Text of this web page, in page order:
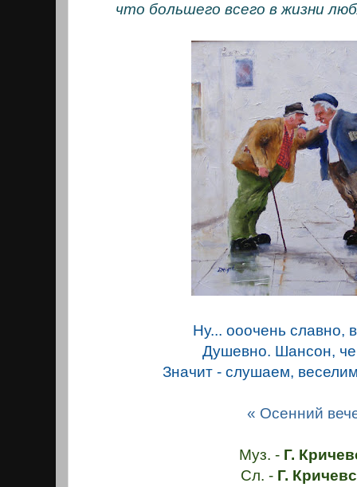
что большего всего в жизни
Ну... ооочень славно,
Душевно. Шансон,
Значит - слушаем,
« Осенний
Муз. - Г.
Сл. - Г.